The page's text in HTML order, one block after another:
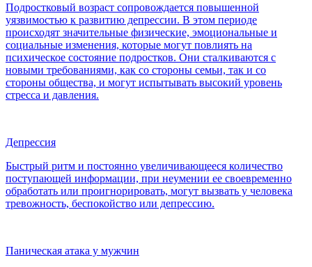
Подростковый возраст сопровождается повышенной
уязвимостью к развитию депрессии. В этом периоде
происходят значительные физические, эмоциональные и
социальные изменения, которые могут повлиять на
психическое состояние подростков. Они сталкиваются с
новыми требованиями, как со стороны семьи, так и со
стороны общества, и могут испытывать высокий уровень
стресса и давления.
Депрессия
Быстрый ритм и постоянно увеличивающееся количество
поступающей информации, при неумении ее своевременно
обработать или проигнорировать, могут вызвать у человека
тревожность, беспокойство или депрессию.
Паническая атака у мужчин